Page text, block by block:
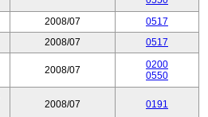
2008/07
0517
2008/07
0517
2008/07
0200
0550
2008/07 0191